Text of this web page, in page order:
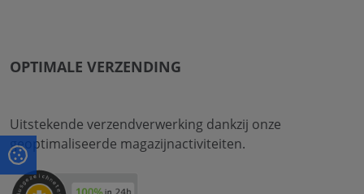
OPTIMALE VERZENDING
Uitstekende verzendverwerking dankzij onze
geoptimaliseerde magazijnactiviteiten.